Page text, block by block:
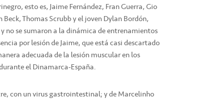
esto es, Jaime Fernández, Fran Guerra, Gio
Thomas Scrubb y el joven Dylan Bordón,
no se sumaron a la dinámica de entrenamientos
por lesión de Jaime, que está casi descartado
adecuada de la lesión muscular en los
el Dinamarca-España.
con un virus gastrointestinal; y de Marcelinho